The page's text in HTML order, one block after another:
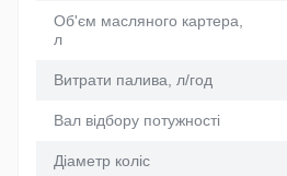
Об'єм масляного картера,
л
Витрати палива, л/год
Вал відбору потужності
Діаметр коліс